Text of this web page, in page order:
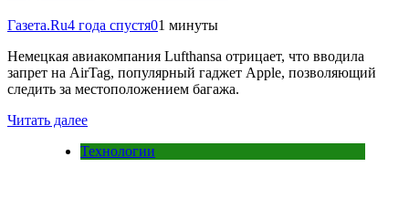
Газета.Ru4 года спустя01 минуты
Немецкая авиакомпания Lufthansa отрицает, что вводила
запрет на AirTag, популярный гаджет Apple, позволяющий
следить за местоположением багажа.
Читать далее
Технологии